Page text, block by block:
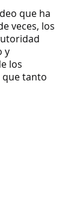
que ha
veces, los
y
los
que tanto